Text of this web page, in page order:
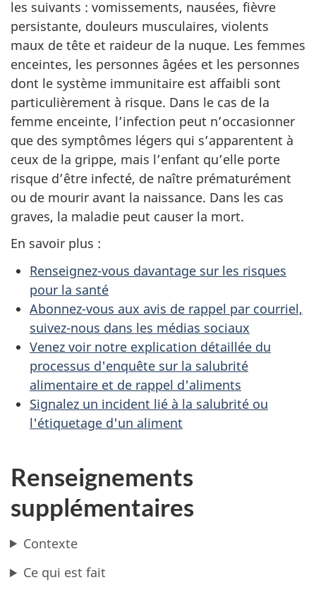
les suivants : vomissements, nausées, fièvre
persistante, douleurs musculaires, violents
maux de tête et raideur de la nuque. Les femmes
enceintes, les personnes âgées et les personnes
dont le système immunitaire est affaibli sont
particulièrement à risque. Dans le cas de la
femme enceinte, l’infection peut n’occasionner
que des symptômes légers qui s’apparentent à
ceux de la grippe, mais l’enfant qu’elle porte
risque d’être infecté, de naître prématurément
ou de mourir avant la naissance. Dans les cas
graves, la maladie peut causer la mort.
En savoir plus :
Renseignez-vous davantage sur les risques
pour la santé
Abonnez-vous aux avis de rappel par courriel,
suivez-nous dans les médias sociaux
Venez voir notre explication détaillée du
processus d'enquête sur la salubrité
alimentaire et de rappel d'aliments
Signalez un incident lié à la salubrité ou
l'étiquetage d'un aliment
Renseignements
supplémentaires
Contexte
Ce qui est fait